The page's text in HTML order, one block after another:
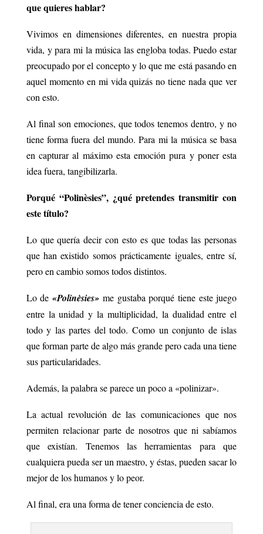
que quieres hablar?
Vivimos en dimensiones diferentes, en nuestra propia
vida, y para mi la música las engloba todas. Puedo estar
preocupado por el concepto y lo que me está pasando en
aquel momento en mi vida quizás no tiene nada que ver
con esto.
Al final son emociones, que todos tenemos dentro, y no
tiene forma fuera del mundo. Para mi la música se basa
en capturar al máximo esta emoción pura y poner esta
idea fuera, tangibilizarla.
Porqué “Polinèsies”, ¿qué pretendes transmitir con
este título?
Lo que quería decir con esto es que todas las personas
que han existido somos prácticamente iguales, entre sí,
pero en cambio somos todos distintos.
Lo de«Polinèsies» me gustaba porqué tiene este juego
entre la unidad y la multiplicidad, la dualidad entre el
todo y las partes del todo. Como un conjunto de islas
que forman parte de algo más grande pero cada una tiene
sus particularidades.
Además, la palabra se parece un poco a «polinizar».
La actual revolución de las comunicaciones que nos
permiten relacionar parte de nosotros que ni sabíamos
que existían. Tenemos las herramientas para que
cualquiera pueda ser un maestro, y éstas, pueden sacar lo
mejor de los humanos y lo peor.
Al final, era una forma de tener conciencia de esto.